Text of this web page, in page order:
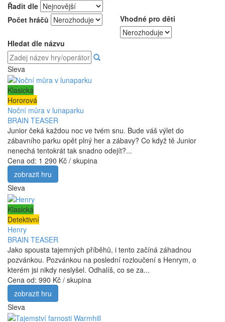
Řadit dle
Počet hráčů
Vhodné pro děti
Hledat dle názvu
Sleva
Klasická
Hororová
Noční můra v lunaparku
BRAIN TEASER
Junior čeká každou noc ve tvém snu. Bude váš výlet do
zábavního parku opět plný her a zábavy? Co když tě Junior
nenechá tentokrát tak snadno odejít?...
Cena od: 1 290 Kč / skupina
zobrazit hru
Sleva
Klasická
Detektivní
Henry
BRAIN TEASER
Jako spousta tajemných příběhů, i tento začíná záhadnou
pozvánkou. Pozvánkou na poslední rozloučení s Henrym, o
kterém jsi nikdy neslyšel. Odhalíš, co se za...
Cena od: 990 Kč / skupina
zobrazit hru
Sleva